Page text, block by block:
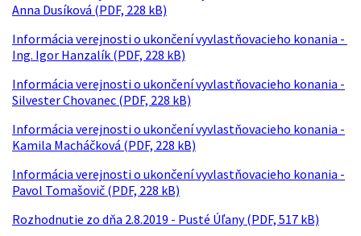
Anna Dusíková (PDF, 228 kB)
Informácia verejnosti o ukončení vyvlastňovacieho konania -
Ing. Igor Hanzalík (PDF, 228 kB)
Informácia verejnosti o ukončení vyvlastňovacieho konania -
Silvester Chovanec (PDF, 228 kB)
Informácia verejnosti o ukončení vyvlastňovacieho konania -
Kamila Macháčková (PDF, 228 kB)
Informácia verejnosti o ukončení vyvlastňovacieho konania -
Pavol Tomašovič (PDF, 228 kB)
Rozhodnutie zo dňa 2.8.2019 - Pusté Úľany (PDF, 517 kB)